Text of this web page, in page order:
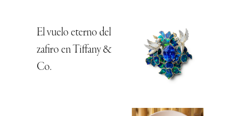
El vuelo eterno del
zafiro en Tiffany &
Co.